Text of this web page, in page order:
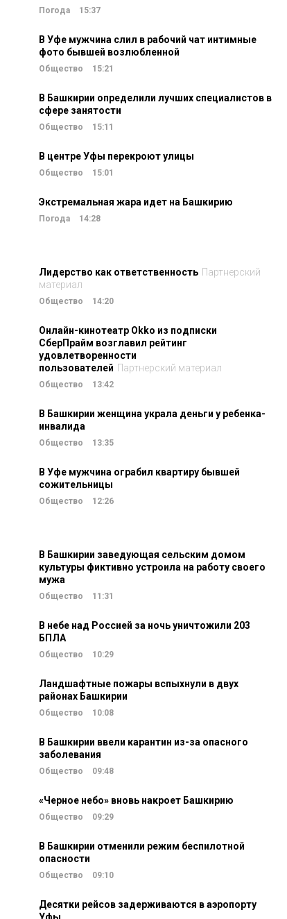
Погода 15:37
В Уфе мужчина слил в рабочий чат интимные
фото бывшей возлюбленной
Общество 15:21
В Башкирии определили лучших специалистов в
сфере занятости
Общество 15:11
В центре Уфы перекроют улицы
Общество 15:01
Экстремальная жара идет на Башкирию
Погода 14:28
Лидерство как ответственность Партнерский
материал
Общество 14:20
Онлайн-кинотеатр Okko из подписки
СберПрайм возглавил рейтинг
удовлетворенности
пользователей Партнерский материал
Общество 13:42
В Башкирии женщина украла деньги у ребенка-
инвалида
Общество 13:35
В Уфе мужчина ограбил квартиру бывшей
сожительницы
Общество 12:26
В Башкирии заведующая сельским домом
культуры фиктивно устроила на работу своего
мужа
Общество 11:31
В небе над Россией за ночь уничтожили 203
БПЛА
Общество 10:29
Ландшафтные пожары вспыхнули в двух
районах Башкирии
Общество 10:08
В Башкирии ввели карантин из-за опасного
заболевания
Общество 09:48
«Черное небо» вновь накроет Башкирию
Общество 09:29
В Башкирии отменили режим беспилотной
опасности
Общество 09:10
Десятки рейсов задерживаются в аэропорту